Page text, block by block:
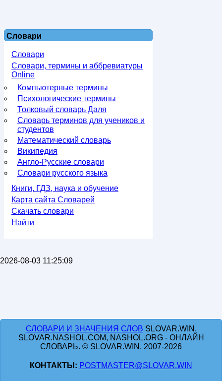
Словари
Словари
Словари, термины и аббревиатуры
Online
Компьютерные термины
Психологические термины
Толковый словарь Даля
Словарь терминов для учеников и
студентов
Математический словарь
Википедия
Англо-Русские словари
Словари русского языка
Книги, ГДЗ, наука и обучение
Карта сайта Словарей
Скачать словари
Найти
2026-08-03 11:25:09
СЛОВАРИ И ЗНАЧЕНИЯ СЛОВ SLOVAR.WIN,
SLOVAR.NASHOL.COM, NASHOL.ORG - ОНЛАЙН
СЛОВАРЬ. © SLOVAR.WIN, 2007-2026
КОНТАКТЫ: POSTMASTER@SLOVAR.WIN